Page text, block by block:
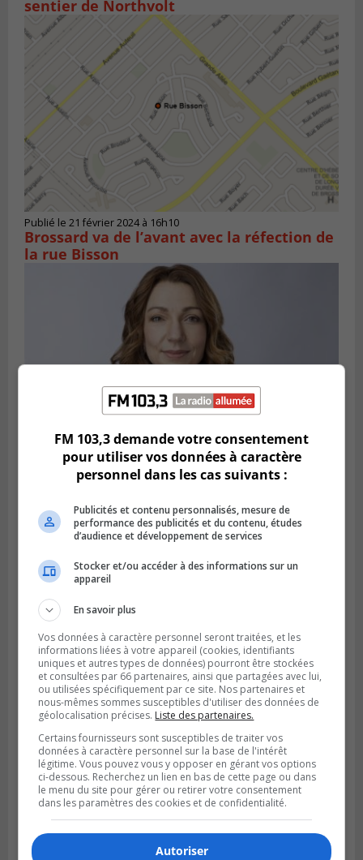
sentier de Northvolt
Publié le 21 février 2024 à 16h10
Brossard va de l’avant avec la réfection de
la rue Bisson
Publié le 21 février 2024 à 15h50
Martine Ouellet demande plus de rigueur
envers le projet Northvolt
Publié le 21 février 2024 à 12h00
QScale doit abandonner son projet de
500 M$ à Saint-Bruno
FM 103,3 demande votre consentement
pour utiliser vos données à caractère
personnel dans les cas suivants :
Publicités et contenu personnalisés, mesure de
performance des publicités et du contenu, études
d’audience et développement de services
Stocker et/ou accéder à des informations sur un
appareil
En savoir plus
Vos données à caractère personnel seront traitées, et les
informations liées à votre appareil (cookies, identifiants
uniques et autres types de données) pourront être stockées
et consultées par 66 partenaires, ainsi que partagées avec lui,
ou utilisées spécifiquement par ce site. Nos partenaires et
nous-mêmes sommes susceptibles d'utiliser des données de
géolocalisation précises. Liste des partenaires.
Certains fournisseurs sont susceptibles de traiter vos
données à caractère personnel sur la base de l'intérêt
légitime. Vous pouvez vous y opposer en gérant vos options
ci-dessous. Recherchez un lien en bas de cette page ou dans
le menu du site pour gérer ou retirer votre consentement
dans les paramètres des cookies et de confidentialité.
Autoriser